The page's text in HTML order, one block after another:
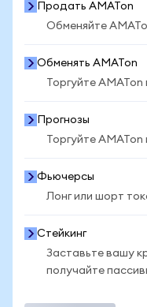
Продать AMATon
Обменяйте
Обменять AMATon
Торгуйте
Прогнозы
Торгуйте
Фьючерсы
Лонг или шорт
Стейкинг
Заставьте вашу
получайте